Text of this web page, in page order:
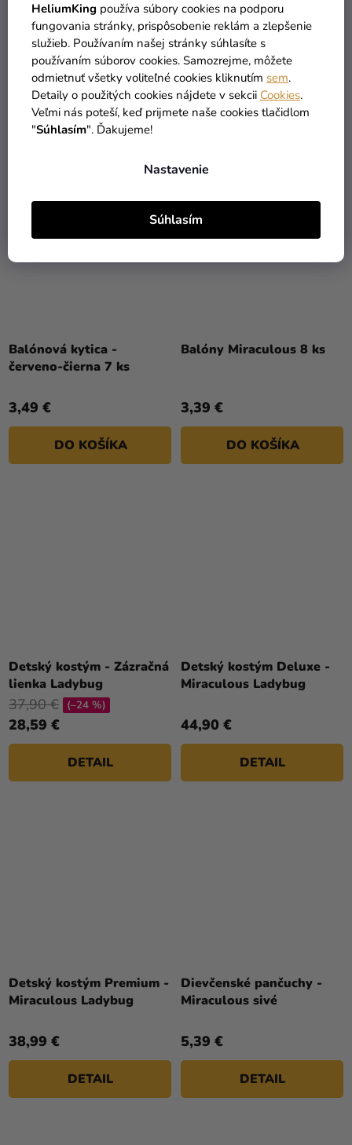
HeliumKing používa súbory cookies na podporu
fungovania stránky, prispôsobenie reklám a zlepšenie
služieb. Používaním našej stránky súhlasíte s
používaním súborov cookies. Samozrejme, môžete
odmietnuť všetky voliteľné cookies kliknutím sem.
Detaily o použitých cookies nájdete v sekcii Cookies.
Veľmi nás poteší, keď prijmete naše cookies tlačidlom
"Súhlasím". Ďakujeme!
Nastavenie
Súhlasím
Balónik - metalický
červený 13 cm
0,13 €
DO KOŠÍKA
Balónik metalický červený
26 cm
0,10 €
Balónová kytica -
červeno-čierna 7 ks
3,49 €
DO KOŠÍKA
Balóny Miraculous 8 ks
3,39 €
DO KOŠÍKA
Detský kostým - Zázračná
lienka Ladybug
28,59 €
37,90 € (–24 %)
DETAIL
Detský kostým Deluxe -
Miraculous Ladybug
44,90 €
DETAIL
Detský kostým Premium -
Miraculous Ladybug
38,99 €
DETAIL
Dievčenské pančuchy -
Miraculous sivé
5,39 €
DETAIL